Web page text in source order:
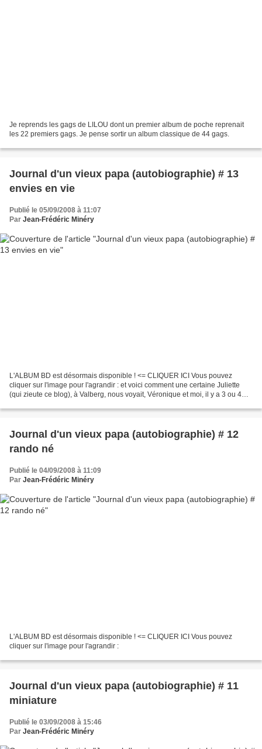
Je reprends les gags de LILOU dont un premier album de poche reprenait
les 22 premiers gags. Je pense sortir un album classique de 44 gags.
Journal d'un vieux papa (autobiographie) # 13
envies en vie
Publié le 05/09/2008 à 11:07
Par Jean-Frédéric Minéry
L'ALBUM BD est désormais disponible ! <= CLIQUER ICI Vous pouvez
cliquer sur l'image pour l'agrandir : et voici comment une certaine Juliette
(qui zieute ce blog), à Valberg, nous voyait, Véronique et moi, il y a 3 ou 4
Journal d'un vieux papa (autobiographie) # 12
rando né
Publié le 04/09/2008 à 11:09
Par Jean-Frédéric Minéry
L'ALBUM BD est désormais disponible ! <= CLIQUER ICI Vous pouvez
cliquer sur l'image pour l'agrandir :
Journal d'un vieux papa (autobiographie) # 11
miniature
Publié le 03/09/2008 à 15:46
Par Jean-Frédéric Minéry